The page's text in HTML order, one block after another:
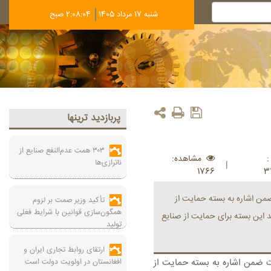
شنبه 17 مرداد 1405 2:08:04 صبح
|
مشاهده:
1766
اشاره به بسته حمایت از
این بسته برای حمایت از صنایع
ضمن اشاره به بسته حمایت از
پربازديد ترينها
۳۰۳ همت عدم‌النفع صنایع از
ناترازی‌ها
تأکید وزیر صمت بر لزوم
همگون‌سازی قوانین با شرایط فعلی
تولید
ارتقای روابط تجاری ایران و
افغانستان در اولویت دولت است